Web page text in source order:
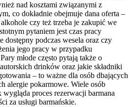
nad kosztami związanymi z
co dokładnie obejmuje dana oferta –
czy też trzeba je zakupić we
pytaniem jest czas pracy
dostępny podczas wesela oraz czy
jego pracy w przypadku
młode często pytają także o
drinków oraz jakie składniki
– to ważne dla osób dbających
alergie pokarmowe. Wiele osób
wygląda proces rezerwacji barmana
za usługi barmańskie.